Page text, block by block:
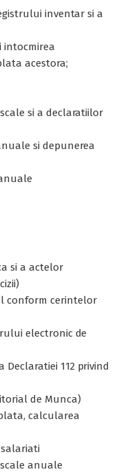
inventar si a
intocmirea
acestora;
si a declaratiilor
si depunerea
si a actelor
conform cerintelor
electronic de
112 privind
de Munca)
calcularea
anuale